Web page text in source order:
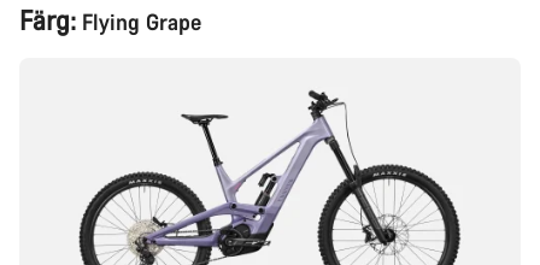
Produktkonfiguration
Färg: Flying Grape